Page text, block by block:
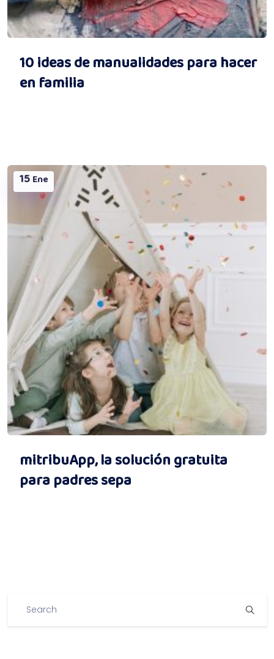
10 ideas de manualidades para hacer
en familia
15 Ene
mitribuApp, la solución gratuita
para padres sepa